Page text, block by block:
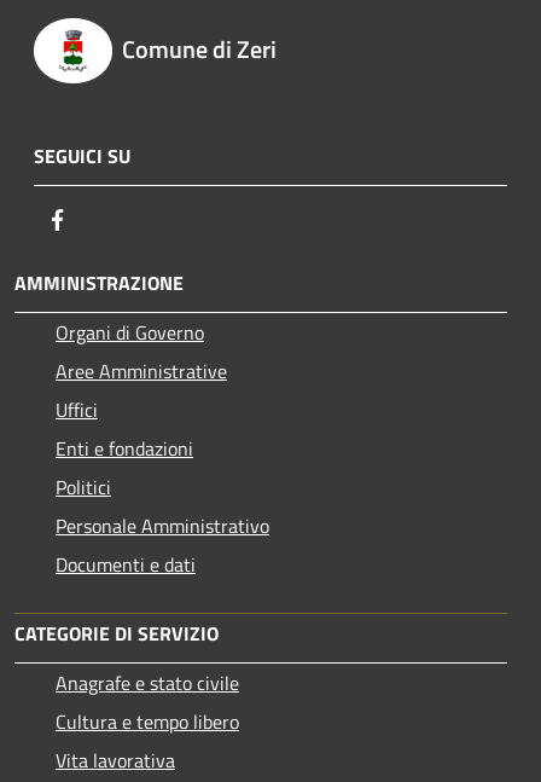
Comune di Zeri
SEGUICI SU
AMMINISTRAZIONE
Organi di Governo
Aree Amministrative
Uffici
Enti e fondazioni
Politici
Personale Amministrativo
Documenti e dati
CATEGORIE DI SERVIZIO
Anagrafe e stato civile
Cultura e tempo libero
Vita lavorativa